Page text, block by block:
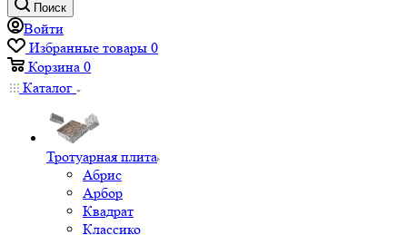
Поиск
Войти
Избранные товары 0
Корзина 0
Каталог
Тротуарная плита
Абрис
Арбор
Квадрат
Классико